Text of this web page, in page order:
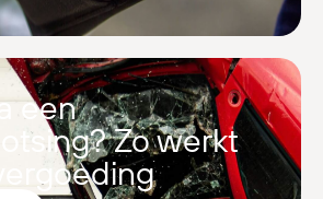
een
Zo werkt